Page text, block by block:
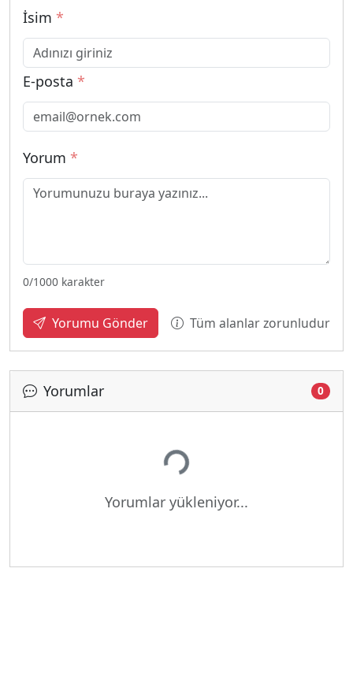
İsim *
E-posta *
Yorum *
0/1000 karakter
Yorumu Gönder Tüm alanlar zorunludur
Yorumlar 0
Yükleniyor...
Yorumlar yükleniyor...